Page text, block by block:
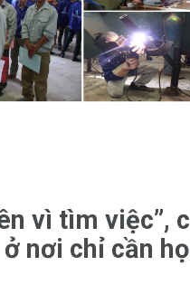
vì tìm việc”,
nơi chỉ cần